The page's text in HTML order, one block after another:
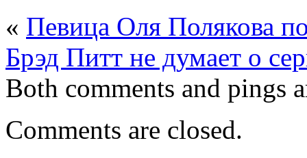
« Певица Оля Полякова
Брэд Питт не думает о
Both comments and pings
Comments are closed.